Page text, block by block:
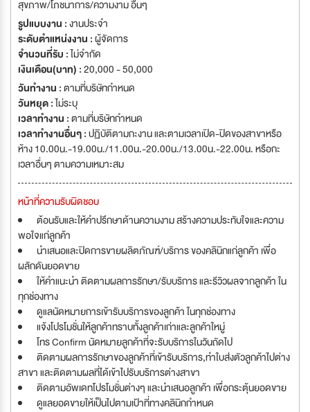
สุขภาพ/โภชนาการ/ความงาม อื่นๆ
รูปแบบงาน :งานประจำ
ระดับตำแหน่งงาน :ผู้จัดการ
จำนวนที่รับ :ไม่จำกัด
เงินเดือน(บาท) :20,000 - 50,000
วันทำงาน :ตามที่บริษัทกำหนด
วันหยุด :ไม่ระบุ
เวลาทำงาน :ตามที่บริษัทกำหนด
เวลาทำงานอื่นๆ :ปฏิบัติตามกะงาน และตามเวลาเปิด-ปิดของสาขาหรือ
ห้าง 10.00น.-19.00น./11.00น.-20.00น./13.00น.-22.00น. หรือกะ
เวลาอื่นๆ ตามความเหมาะสม
หน้าที่ความรับผิดชอบ
ต้อนรับและให้คำปรึกษาด้านความงาม สร้างความประทับใจและความ
พอใจแก่ลูกค้า
นำเสนอและปิดการขายผลิตภัณฑ์/บริการ ของคลินิกแก่ลูกค้า เพื่อ
ผลักดันยอดขาย
ให้คำแนะนำ ติดตามผลการรักษา/รับบริการ และรีวิวผลจากลูกค้า ใน
ทุกช่องทาง
ดูแลนัดหมายการเข้ารับบริการของลูกค้า ในทุกช่องทาง
แจ้งโปรโมชั่นให้ลูกค้าทราบทั้งลูกค้าเก่าและลูกค้าใหมู่
โทร Confirm นัดหมายลูกค้าที่จะรับบริการในวันถัดไป
ติดตามผลการรักษาของลูกค้าที่เข้ารับบริการ,ทำใบส่งตัวลูกค้าไปต่าง
สาขา และติดตามผลที่ได้เข้าไปรับบริการต่างสาขา
ติดตามอัพเดทโปรโมชั่นต่างๆ และนำเสนอลูกค้า เพื่อกระตุ้นยอดขาย
ดูแลยอดขายให้เป็นไปตามเป้าที่ทางคลินิกกำหนด